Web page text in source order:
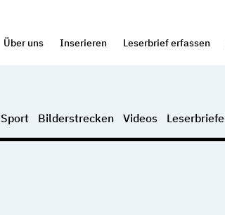
Über uns Inserieren Leserbrief erfassen
Sport Bilderstrecken Videos Leserbriefe